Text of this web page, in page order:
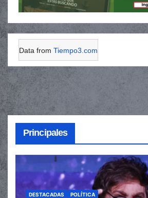
Data from Tiempo3.com
Principales
DESTACADAS POLÍTICA